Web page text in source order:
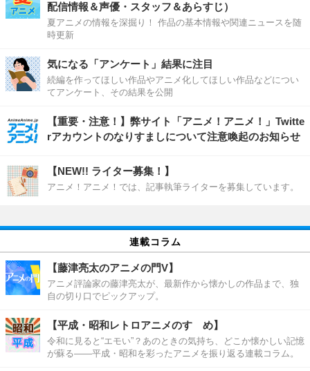
配信情報＆声優・スタッフ＆あらすじ）
夏アニメの情報を深掘り！ 作品の基本情報や関連ニュースを随
時更新
気になる「アンケート」結果に注目
続編を作ってほしい作品やアニメ化してほしい作品などについ
てアンケート、その結果を公開
【重要・注意！】弊サイト「アニメ！アニメ！」Twitte
rアカウントのなりすましについて注意喚起のお知らせ
【NEW!! ライター募集！】
アニメ！アニメ！では、記事執筆ライターを募集しています。
連載コラム
【藤津亮太のアニメの門V】
アニメ評論家の藤津亮太が、最新作から懐かしの作品まで、独
自の切り口でピックアップ。
【平成・昭和レトロアニメのすゝめ】
令和に見ると“エモい”？あのときの気持ち、どこか懐かしい記憶
が蘇る――平成・昭和を彩ったアニメを振り返る連載コラム。